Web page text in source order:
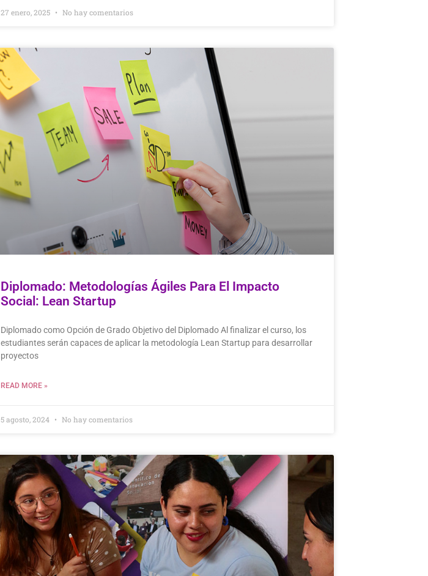
27 enero, 2025 No hay comentarios
Diplomado: Metodologías Ágiles Para El Impacto
Social: Lean Startup
Diplomado como Opción de Grado Objetivo del Diplomado Al finalizar el curso, los
estudiantes serán capaces de aplicar la metodología Lean Startup para desarrollar
proyectos
READ MORE »
5 agosto, 2024 No hay comentarios